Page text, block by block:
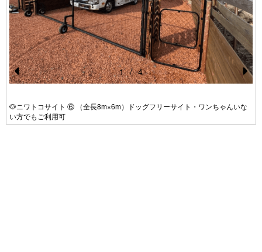
Pr
e
vi
🐶ニワトコサイト ⑥ （全長8m×6m）ドッグフリーサイト・ワンちゃんいな
い方でもご利用可
N
e
xt
1 / 4